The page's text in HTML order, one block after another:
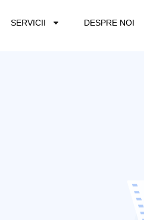
SERVICII DESPRE NOI